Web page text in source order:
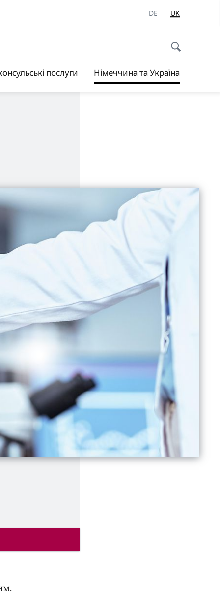
DE UK
послуги Німеччина та Україна